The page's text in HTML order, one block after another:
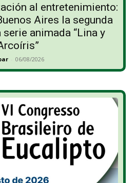
al entretenimiento:
Aires la segunda
animada “Lina y
- 06/08/2026